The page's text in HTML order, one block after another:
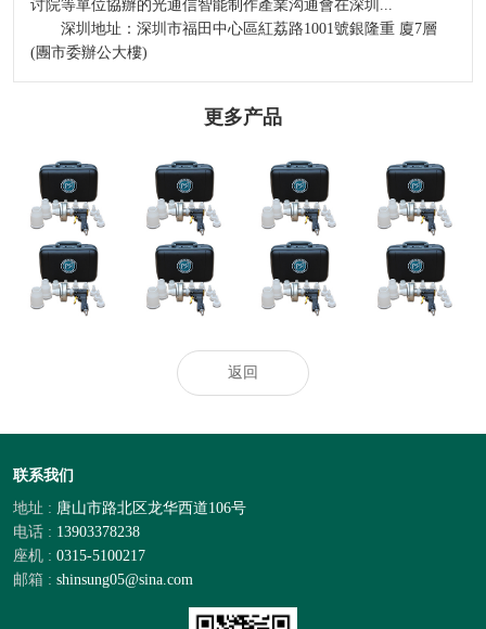
讨院等單位協辦的光通信智能制作產業沟通會在深圳...
深圳地址：深圳市福田中心區紅荔路1001號銀隆重 廈7層
(團市委辦公大樓)
更多产品
河北发布二〇二
四年度企业标
准“领跑者”
2024-2029全球及
中國CMP拋光液
過濾器行業研讨
及十四五規劃剖
析報告
洪水灾后防疫科
普
选哪个洁厕品牌
好？2026洁厕灵
泡沫清洁剂去污
剂：马桶蹲厕去
污效果出众
“无人经济”演绎
异样精彩
热门推荐_空调_
空气净化器_智
慧空净频道_天
极网
奥克股份：与韩
国达善确定联合
开发合作意向
天极网_专业IT
门户
返回
联系我们
地址 : 唐山市路北区龙华西道106号
电话 : 13903378238
座机 : 0315-5100217
邮箱 : shinsung05@sina.com